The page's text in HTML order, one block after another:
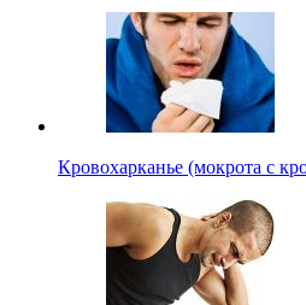
Кровохарканье (мокрота с